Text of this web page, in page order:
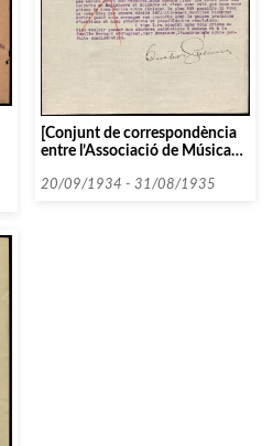
[Conjunt de correspondència
entre l’Associació de Música
entitats que comencen amb la
20/09/1934 - 31/08/1935